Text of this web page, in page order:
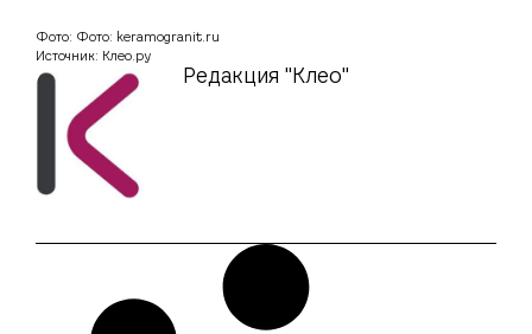
Редакция "Клео"
Фото: Фото: keramogranit.ru
Источник: Клео.ру